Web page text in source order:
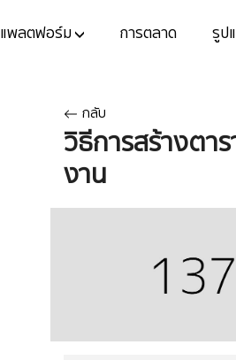
แพลตฟอร์ม การตลาด รูป
กลับ
วิธีการสร้างตา
งาน